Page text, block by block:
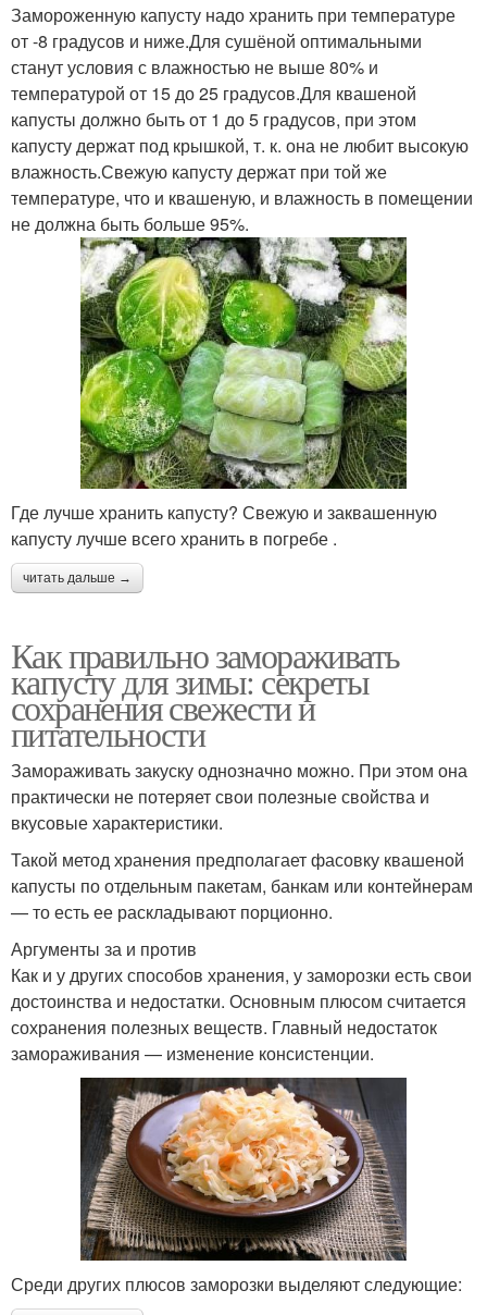
Замороженную капусту надо хранить при температуре
от -8 градусов и ниже.Для сушёной оптимальными
станут условия с влажностью не выше 80% и
температурой от 15 до 25 градусов.Для квашеной
капусты должно быть от 1 до 5 градусов, при этом
капусту держат под крышкой, т. к. она не любит высокую
влажность.Свежую капусту держат при той же
температуре, что и квашеную, и влажность в помещении
не должна быть больше 95%.
Где лучше хранить капусту? Свежую и заквашенную
капусту лучше всего хранить в погребе .
читать дальше →
Как правильно замораживать
капусту для зимы: секреты
сохранения свежести и
питательности
Замораживать закуску однозначно можно. При этом она
практически не потеряет свои полезные свойства и
вкусовые характеристики.
Такой метод хранения предполагает фасовку квашеной
капусты по отдельным пакетам, банкам или контейнерам
— то есть ее раскладывают порционно.
Аргументы за и против
Как и у других способов хранения, у заморозки есть свои
достоинства и недостатки. Основным плюсом считается
сохранения полезных веществ. Главный недостаток
замораживания — изменение консистенции.
Среди других плюсов заморозки выделяют следующие: